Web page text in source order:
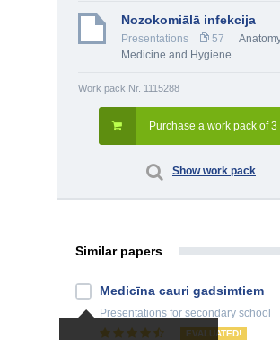
Nozokomiālā infekcija
Presentations 57
Medicine and Hygiene
Work pack Nr. 1115288
Purchase a work pack of 3
Show work pack
Similar papers
Medicīna cauri gadsimtiem
Presentations for secondary school
EVALUATED!